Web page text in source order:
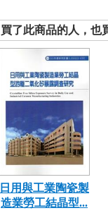
買了此商品的人，也
日用與工業陶瓷製
造業勞工結晶型...